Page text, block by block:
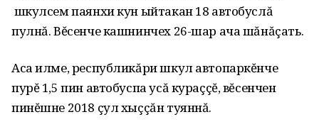
шкулсем паянхи кун ыйтакан 18 автобуслă
пулнă. Вĕсенче кашнинчех 26-шар ача шăнăçать.
Аса илме, республикăри шкул автопаркĕнче
пурĕ 1,5 пин автобуспа усă кураççĕ, вĕсенчен
пинĕшне 2018 çул хыççăн туяннă.